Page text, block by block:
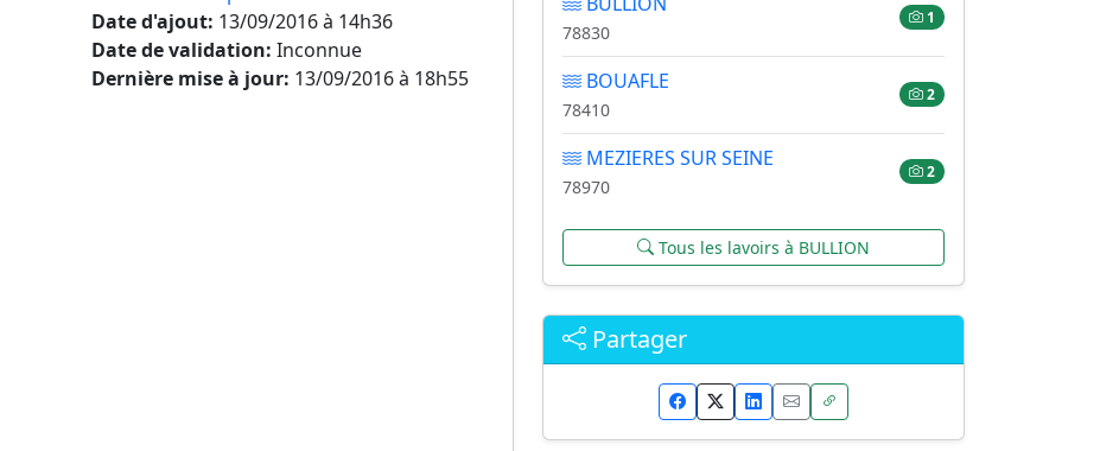
Date d'ajout: 13/09/2016 à 14h36
Date de validation: Inconnue
Dernière mise à jour: 13/09/2016 à 18h55
78830
1
BOUAFLE
78410
2
MEZIERES SUR SEINE
78970
2
Tous les lavoirs à BULLION
Partager